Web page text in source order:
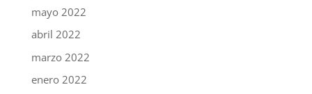
mayo 2022
abril 2022
marzo 2022
enero 2022